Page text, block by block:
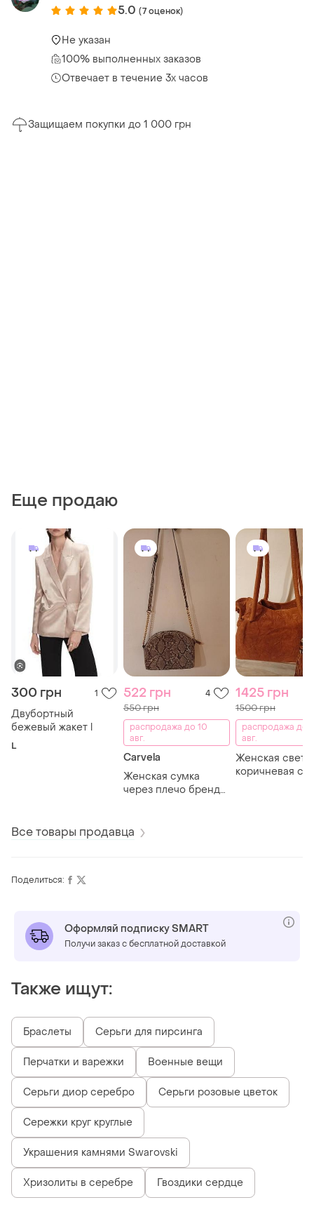
5.0 (7 оценок)
Не указан
100% выполненных заказов
Отвечает в течение 3х часов
Защищаем покупки до 1 000 грн
Еще продаю
300 грн 1
Двубортный
бежевый жакет l
L
522 грн 4
550 грн
распродажа до 10
авг.
Carvela
Женская сумка
через плечо бренда
1425 грн
1500 грн
распродажа до
авг.
Женская светло-
коричневая
Все товары продавца
Поделиться:
Оформляй подписку SMART
Получи заказ с бесплатной доставкой
Также ищут:
Браслеты Серьги для пирсинга
Перчатки и варежки Военные вещи
Серьги диор серебро Серьги розовые цветок
Сережки круг круглые
Украшения камнями Swarovski
Хризолиты в серебре Гвоздики сердце